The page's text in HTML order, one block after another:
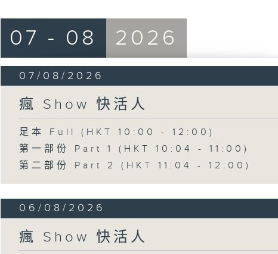
07 - 08 2026
07/08/2026
瘋 Show 快活人
足本 Full (HKT 10:00 - 12:00)
第一部份 Part 1 (HKT 10:04 - 11:00)
第二部份 Part 2 (HKT 11:04 - 12:00)
06/08/2026
瘋 Show 快活人